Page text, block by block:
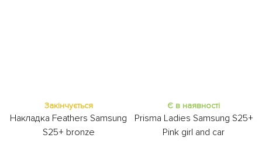
Закінчується
Накладка Feathers Samsung
S25+ bronze
Є в наявності
Prisma Ladies Samsung S25+
Pink girl and car